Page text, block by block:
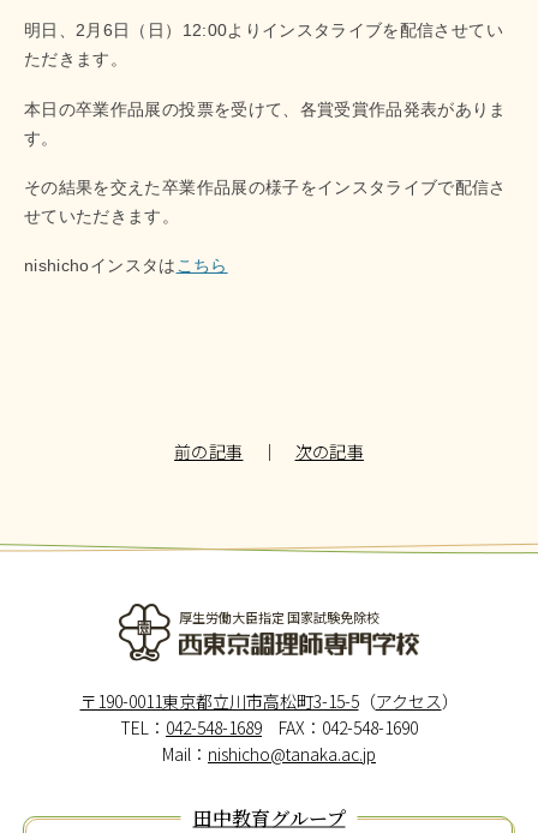
明日、2月6日（日）12:00よりインスタライブを配信させてい
ただきます。
本日の卒業作品展の投票を受けて、各賞受賞作品発表がありま
す。
その結果を交えた卒業作品展の様子をインスタライブで配信さ
せていただきます。
nishichoインスタは こちら
前の記事 ｜ 次の記事
厚生労働大臣指定 国家試験免除校
〒190-0011東京都立川市高松町3-15-5（アクセス）
TEL： 042-548-1689 FAX：042-548-1690
Mail： nishicho@tanaka.ac.jp
田中教育グループ